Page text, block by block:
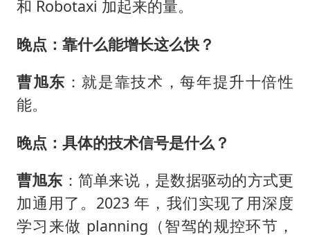
和 Robotaxi 加起来的量。
晚点：靠什么能增长这么快？
曹旭东 ：就是靠技术，每年提升十倍性
能。
晚点：具体的技术信号是什么？
曹旭东 ：简单来说，是数据驱动的方式更
加通用了。2023 年，我们实现了用深度
学习来做 planning（智驾的规控环节，